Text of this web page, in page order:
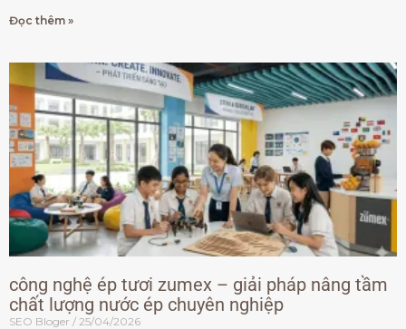
Đọc thêm »
công nghệ ép tươi zumex – giải pháp nâng tầm
chất lượng nước ép chuyên nghiệp
SEO Bloger 25/04/2026